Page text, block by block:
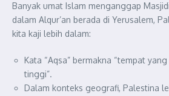
Banyak umat Islam menganggap
dalam Alqur’an berada di Yerusalem,
kita kaji lebih dalam:
Kata “Aqsa” bermakna “tempat
tinggi”.
Dalam konteks geografi, Palestina